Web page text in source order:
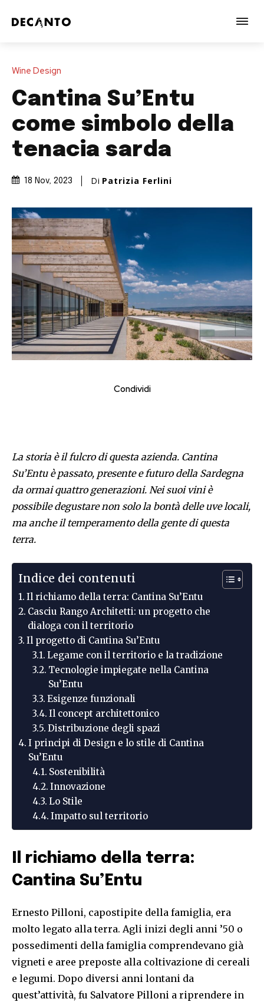
Wine Design
Cantina Su’Entu
come simbolo della
tenacia sarda
18 Nov, 2023 Di Patrizia Ferlini
Condividi
La storia è il fulcro di questa azienda. Cantina
Su’Entu è passato, presente e futuro della Sardegna
da ormai quattro generazioni. Nei suoi vini è
possibile degustare non solo la bontà delle uve locali,
ma anche il temperamento della gente di questa
terra.
Indice dei contenuti
Il richiamo della terra: Cantina Su’Entu
Casciu Rango Architetti: un progetto che
dialoga con il territorio
Il progetto di Cantina Su’Entu
Legame con il territorio e la tradizione
Tecnologie impiegate nella Cantina
Su’Entu
Esigenze funzionali
Il concept architettonico
Distribuzione degli spazi
I principi di Design e lo stile di Cantina
Su’Entu
Sostenibilità
Innovazione
Lo Stile
Impatto sul territorio
Il richiamo della terra:
Cantina Su’Entu
Ernesto Pilloni, capostipite della famiglia, era
molto legato alla terra. Agli inizi degli anni ’50 o
possedimenti della famiglia comprendevano già
vigneti e aree preposte alla coltivazione di cereali
e legumi. Dopo diversi anni lontani da
quest’attività, fu Salvatore Pilloni a riprendere in